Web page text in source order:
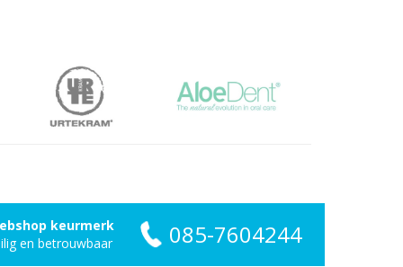
keurmerk
en betrouwbaar
085-7604244